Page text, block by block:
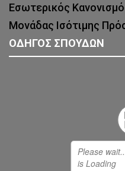
Εσωτερικός
Μονάδας Ισότιμης
ΟΔΗΓΟΣ ΣΠΟΥΔΩΝ